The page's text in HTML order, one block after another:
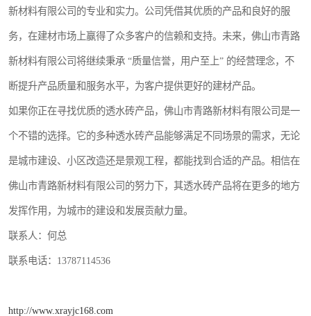
新材料有限公司的专业和实力。公司凭借其优质的产品和良好的服
务，在建材市场上赢得了众多客户的信赖和支持。未来，佛山市青路
新材料有限公司将继续秉承 “质量信誉，用户至上” 的经营理念，不
断提升产品质量和服务水平，为客户提供更好的建材产品。
如果你正在寻找优质的透水砖产品，佛山市青路新材料有限公司是一
个不错的选择。它的多种透水砖产品能够满足不同场景的需求，无论
是城市建设、小区改造还是景观工程，都能找到合适的产品。相信在
佛山市青路新材料有限公司的努力下，其透水砖产品将在更多的地方
发挥作用，为城市的建设和发展贡献力量。
联系人：何总
联系电话：13787114536
http://www.xrayjc168.com